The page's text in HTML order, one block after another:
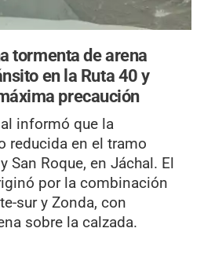
tormenta de arena
en la Ruta 40 y
precaución
informó que la
reducida en el tramo
San Roque, en Jáchal. El
por la combinación
sur y Zonda, con
sobre la calzada.